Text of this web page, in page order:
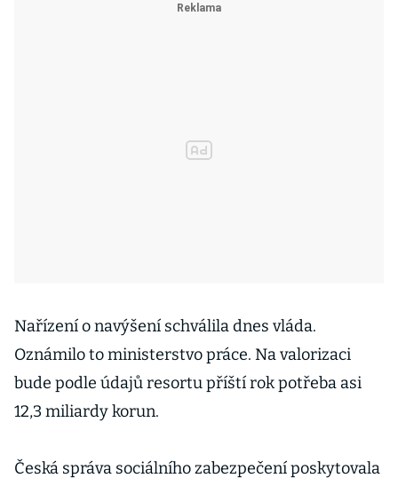
Nařízení o navýšení schválila dnes vláda.
Oznámilo to ministerstvo práce. Na valorizaci
bude podle údajů resortu příští rok potřeba asi
12,3 miliardy korun.
Česká správa sociálního zabezpečení poskytovala